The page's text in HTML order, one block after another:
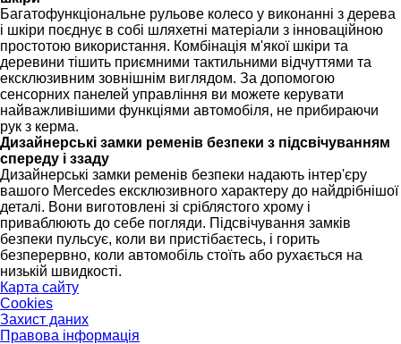
Багатофункціональне рульове колесо у виконанні з дерева
і шкіри поєднує в собі шляхетні матеріали з інноваційною
простотою використання. Комбінація м'якої шкіри та
деревини тішить приємними тактильними відчуттями та
ексклюзивним зовнішнім виглядом. За допомогою
сенсорних панелей управління ви можете керувати
найважливішими функціями автомобіля, не прибираючи
рук з керма.
Дизайнерські замки ременів безпеки з підсвічуванням
спереду і ззаду
Дизайнерські замки ременів безпеки надають інтер'єру
вашого Mercedes ексклюзивного характеру до найдрібнішої
деталі. Вони виготовлені зі сріблястого хрому і
приваблюють до себе погляди. Підсвічування замків
безпеки пульсує, коли ви пристібаєтесь, і горить
безперервно, коли автомобіль стоїть або рухається на
низькій швидкості.
Карта сайту
Cookies
Захист даних
Правова інформація